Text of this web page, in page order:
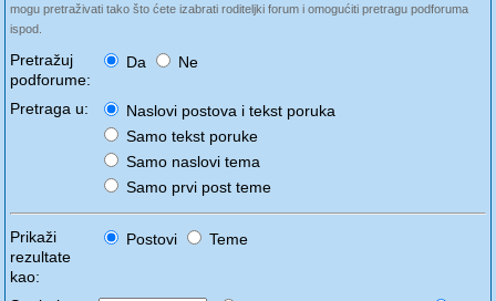
mogu pretraživati tako što ćete izabrati roditeljki forum i omogućiti pretragu podforuma
ispod.
Pretražuj
podforume:
Da Ne
Pretraga u:
Naslovi postova i tekst poruka
Samo tekst poruke
Samo naslovi tema
Samo prvi post teme
Prikaži
rezultate
kao:
Postovi Teme